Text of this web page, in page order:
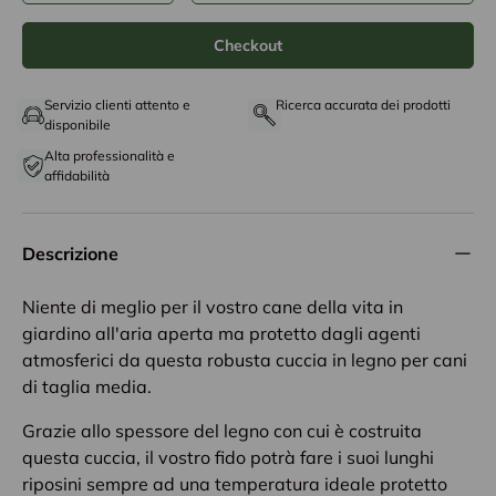
Checkout
Servizio clienti attento e
disponibile
Ricerca accurata dei prodotti
Alta professionalità e
affidabilità
Descrizione
Niente di meglio per il vostro cane della vita in
giardino all'aria aperta ma protetto dagli agenti
atmosferici da questa robusta cuccia in legno per cani
di taglia media.
Grazie allo spessore del legno con cui è costruita
questa cuccia, il vostro fido potrà fare i suoi lunghi
riposini sempre ad una temperatura ideale protetto